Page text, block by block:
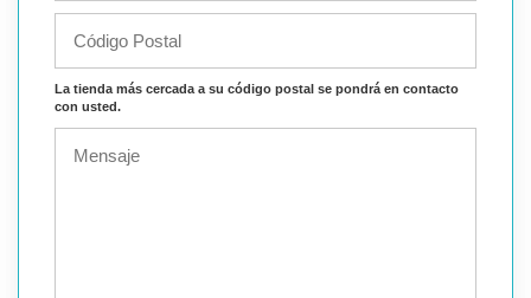
La tienda más cercada a su código postal se pondrá en contacto
con usted.